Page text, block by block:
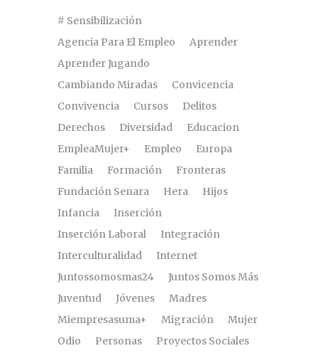
# Sensibilización
Agencia Para El Empleo
Aprender
Aprender Jugando
Cambiando Miradas
Convicencia
Convivencia
Cursos
Delitos
Derechos
Diversidad
Educacion
EmpleaMujer+
Empleo
Europa
Familia
Formación
Fronteras
Fundación Senara
Hera
Hijos
Infancia
Inserción
Inserción Laboral
Integración
Interculturalidad
Internet
Juntossomosmas24
Juntos Somos Más
Juventud
Jóvenes
Madres
Miempresasuma+
Migración
Mujer
Odio
Personas
Proyectos Sociales